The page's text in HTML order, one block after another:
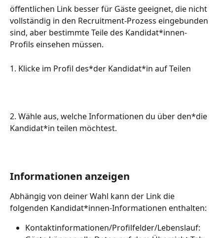
öffentlichen Link besser für Gäste geeignet, die nicht
vollständig in den Recruitment-Prozess eingebunden
sind, aber bestimmte Teile des Kandidat*innen-
Profils einsehen müssen.
1. Klicke im Profil des*der Kandidat*in auf Teilen
2. Wähle aus, welche Informationen du über den*die
Kandidat*in teilen möchtest.
Informationen anzeigen
Abhängig von deiner Wahl kann der Link die
folgenden Kandidat*innen-Informationen enthalten:
Kontaktinformationen/Profilfelder/Lebenslauf: